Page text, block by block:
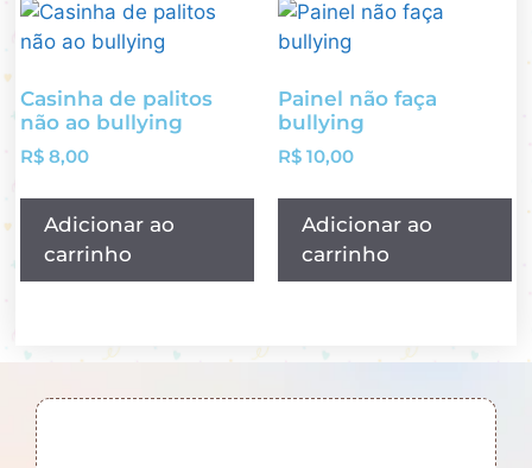
Casinha de palitos
não ao bullying
R$ 8,00
Adicionar ao
carrinho
Painel não faça
bullying
R$ 10,00
Adicionar ao
carrinho